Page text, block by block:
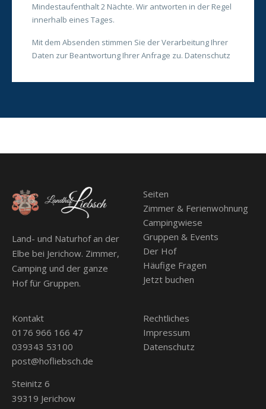
Mindestaufenthalt 2 Nächte. Wir antworten in der Regel
innerhalb eines Tages.
Mit dem Absenden stimmen Sie der Verarbeitung Ihrer
Daten zur Beantwortung Ihrer Anfrage zu. Datenschutz
Land- und Naturhof an der
Elbe bei Jerichow. Zimmer,
Camping und der ganze
Hof für Gruppen.
Seiten
Zimmer & Ferienwohnung
Campingwiese
Gruppen & Events
Der Hof
Häufige Fragen
Jetzt buchen
Kontakt
0176 966 166 47
039343 53100
post@hofliebsch.de
Steinitz 6
39319 Jerichow
Rechtliches
Impressum
Datenschutz